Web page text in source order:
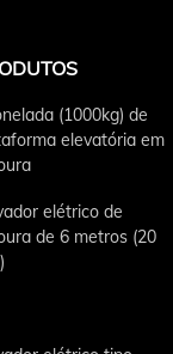
(1000kg) de
elevatória em
elétrico de
de 6 metros (20